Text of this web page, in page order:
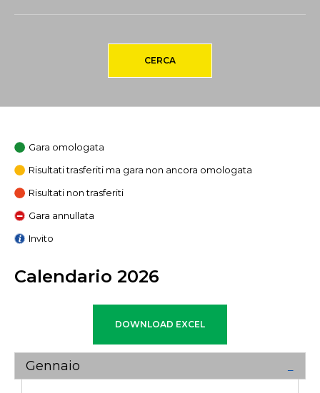
CERCA
Gara omologata
Risultati trasferiti ma gara non ancora omologata
Risultati non trasferiti
Gara annullata
Invito
Calendario 2026
Gennaio